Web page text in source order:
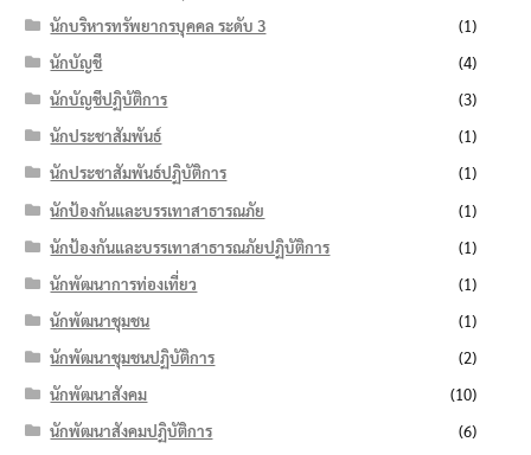
นักบริหารทรัพยากรบุคคล ระดับ 3
(1)
นักบัญชี
(4)
นักบัญชีปฏิบัติการ
(3)
นักประชาสัมพันธ์
(1)
นักประชาสัมพันธ์ปฏิบัติการ
(1)
นักป้องกันและบรรเทาสาธารณภัย
(1)
นักป้องกันและบรรเทาสาธารณภัยปฏิบัติการ
(1)
นักพัฒนาการท่องเที่ยว
(1)
นักพัฒนาชุมชน
(1)
นักพัฒนาชุมชนปฏิบัติการ
(2)
นักพัฒนาสังคม
(10)
นักพัฒนาสังคมปฏิบัติการ
(6)